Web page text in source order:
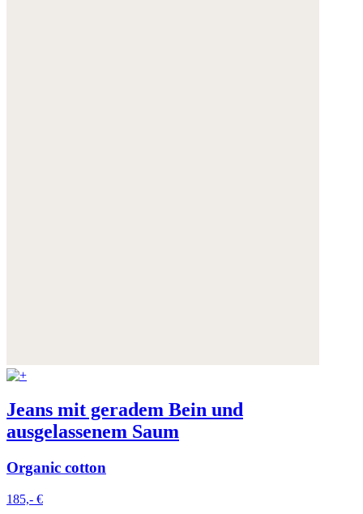
Jeans mit geradem Bein und
ausgelassenem Saum
Organic cotton
185,- €